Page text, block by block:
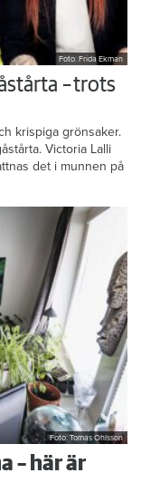
Foto: Frida Ekman
– trots
krispiga grönsaker.
Victoria Lalli
det i munnen på
Foto: Tomas Ohlsson
– här är